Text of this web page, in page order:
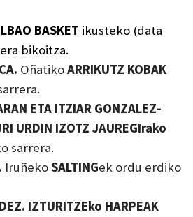
BASKET ikusteko (data
bikoitza.
OñatikoARRIKUTZ KOBAK
ETA ITZIAR GONZALEZ-
URDIN IZOTZ JAUREGIrako
sarrera.
IruñekoSALTINGek ordu erdiko
IZTURITZEko HARPEAK